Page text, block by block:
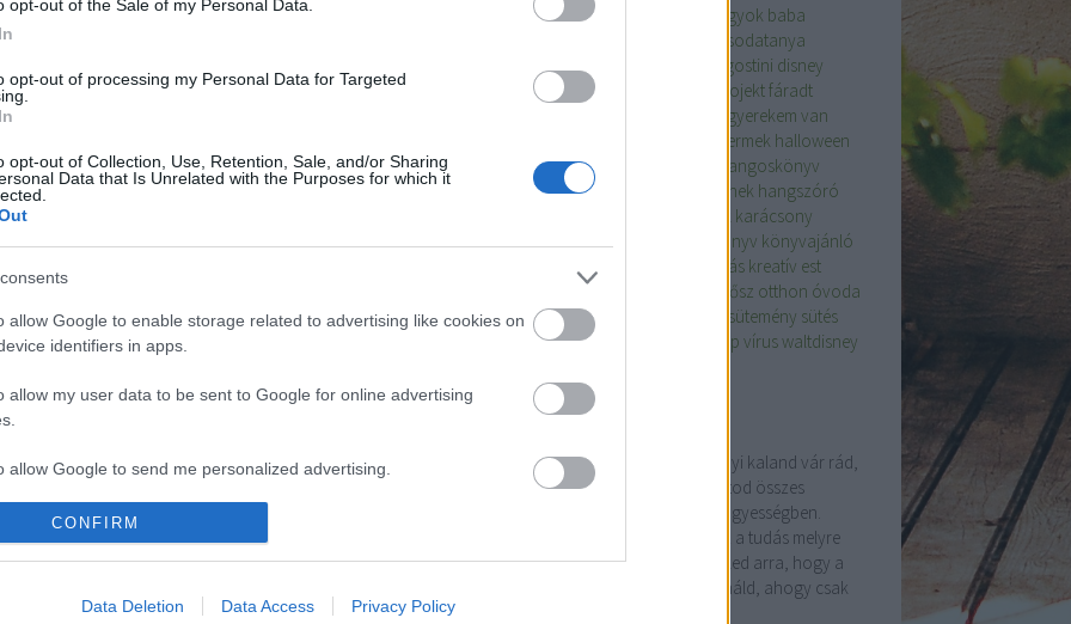
opt-out of the Sale of my Personal Data.
opt-out of processing my Personal Data for Targeted
opt-out of Collection, Use, Retention, Sale, and/or Sharing
Data that Is Unrelated with the Purposes for which it
allow Google to enable storage related to advertising like cookies on
identifiers in apps.
allow my user data to be sent to Google for online advertising
allow Google to send me personalized advertising.
allow Google to enable storage related to analytics like cookies on
identifiers in apps.
allow Google to enable storage related to functionality of the website
CONFIRM
Data Deletion Data Access Privacy Policy
gyerekem van diy projekt tapitás ingerek feldolgozása
bennszülöttek a
Y generáció
bennszülöttől, egy hőstől vagy egy nomádtól? Miért olyan
tagjait? Hogyan lehet elkerülni a különböző
a nomádokkal? Rengeteg…
TOVÁBB
pszichológia generációk nemzedék munkaerőpiac x
adventanya anya vagyok baba
csodatanya
hangoskönyv
deagostini disney
Disney hangoskönyv
diy projektfáradt
gyerekem van
gyermek halloween
halloween tök
hangoskönyv
ajánlóhangoskönyv gyerekeknek hangszóró
karácsony
karácsonyi időszak
könyv könyvajánló
kreativitás kreatívkodás kreatív est
olvas ősz otthon óvoda
pszichológia
sütemény sütés
szponzorált tartalom ünnep víruswaltdisney
Blogajánló
A földi fénykeringő Egy tucatnyi kaland vár rád,
minden évben, hol kipróbálhatod összes
képességedet a kitartásban, ügyességben.
Segítséged is lesz majd. Mindaz a tudás melyre
szert teszel, lehetőséget ad neked arra, hogy a
tucatnyi állomásokon felhasználd, ahogy csak